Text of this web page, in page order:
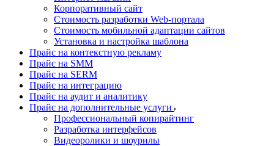
Корпоративный сайт
Стоимость разработки Web-портала
Стоимость мобильной адаптации сайтов
Установка и настройка шаблона
Прайс на контекстную рекламу
Прайс на SMM
Прайс на SERM
Прайс на интеграцию
Прайс на аудит и аналитику
Прайс на дополнительные услуги
Профессиональный копирайтинг
Разработка интерфейсов
Видеоролики и шоурилы